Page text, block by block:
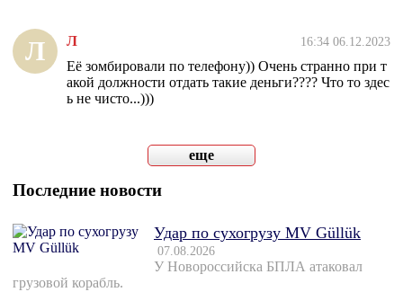
Л Л 16:34 06.12.2023
Её зомбировали по телефону)) Очень странно при т
акой должности отдать такие деньги???? Что то здес
ь не чисто...)))
еще
Последние новости
Удар по сухогрузу MV Güllük
07.08.2026
У Новороссийска БПЛА атаковал
грузовой корабль.